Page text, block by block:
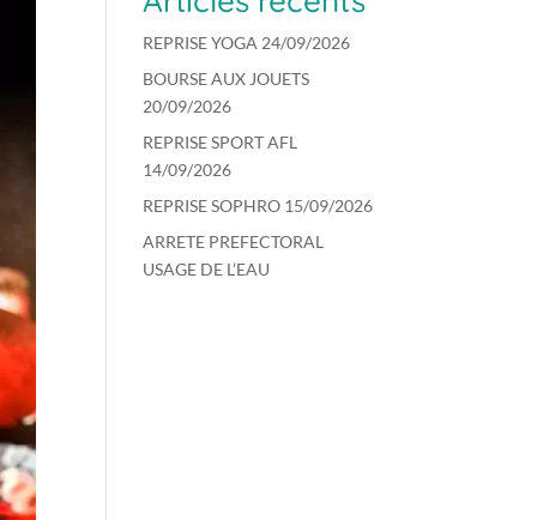
REPRISE YOGA 24/09/2026
BOURSE AUX JOUETS
20/09/2026
REPRISE SPORT AFL
14/09/2026
REPRISE SOPHRO 15/09/2026
ARRETE PREFECTORAL
USAGE DE L’EAU